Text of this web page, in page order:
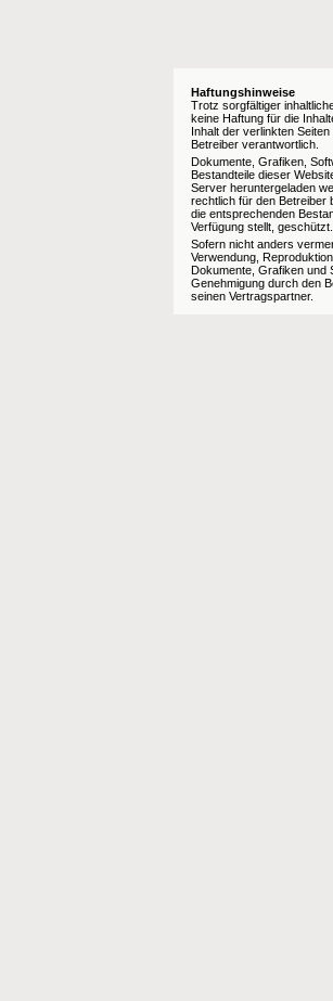
Haftungshinweise
Trotz sorgfältiger
keine Haftung für die
Inhalt der verlinkten
Betreiber verantwortlich.
Dokumente, Grafiken,
Bestandteile dieser
Server heruntergeladen
rechtlich für den Betreiber
die entsprechenden
Verfügung stellt, geschützt.
Sofern nicht anders
Verwendung,
Dokumente, Grafiken und
Genehmigung durch den
seinen Vertragspartner.